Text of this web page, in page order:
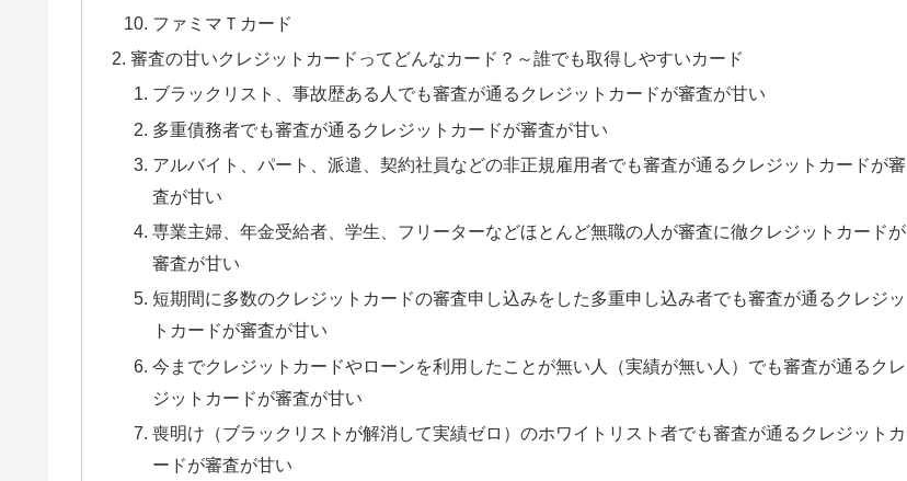
ファミマＴカード
審査の甘いクレジットカードってどんなカード？～誰でも取得しやすいカード
ブラックリスト、事故歴ある人でも審査が通るクレジットカードが審査が甘い
多重債務者でも審査が通るクレジットカードが審査が甘い
アルバイト、パート、派遣、契約社員などの非正規雇用者でも審査が通るクレジットカードが審
査が甘い
専業主婦、年金受給者、学生、フリーターなどほとんど無職の人が審査に徹クレジットカードが
審査が甘い
短期間に多数のクレジットカードの審査申し込みをした多重申し込み者でも審査が通るクレジッ
トカードが審査が甘い
今までクレジットカードやローンを利用したことが無い人（実績が無い人）でも審査が通るクレ
ジットカードが審査が甘い
喪明け（ブラックリストが解消して実績ゼロ）のホワイトリスト者でも審査が通るクレジットカ
ードが審査が甘い